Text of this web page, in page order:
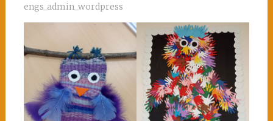
engs_admin_wordpress